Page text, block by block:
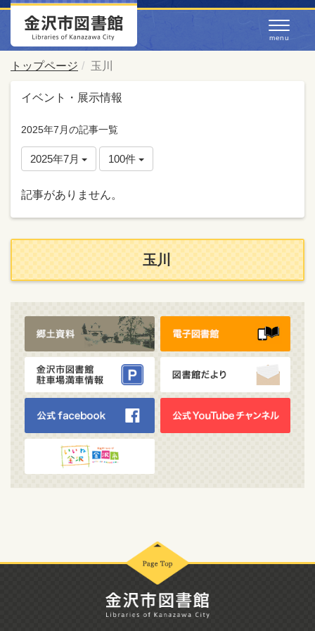
トップページ 玉川
イベント・展示情報
2025年7月の記事一覧
2025年7月 100件
記事がありません。
玉川